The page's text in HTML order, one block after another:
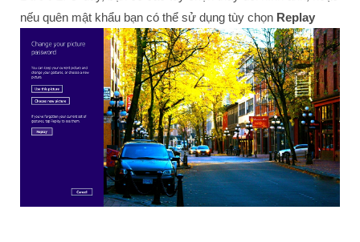
nếu quên mật khẩu bạn có thể sử dụng tùy chọn Replay